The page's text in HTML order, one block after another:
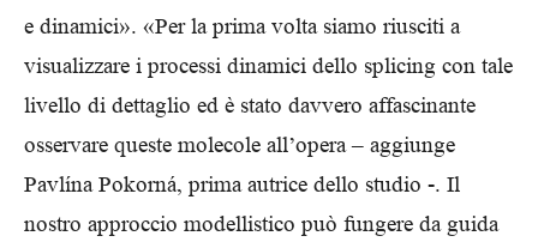
e dinamici». «Per la prima volta siamo riusciti a
visualizzare i processi dinamici dello splicing con tale
livello di dettaglio ed è stato davvero affascinante
osservare queste molecole all’opera – aggiunge
Pavlína Pokorná, prima autrice dello studio -. Il
nostro approccio modellistico può fungere da guida